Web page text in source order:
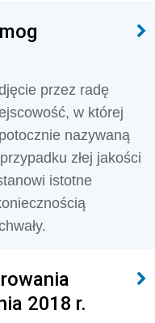
przez radę
w której
nazywaną
złej jakości
istotne
2018 r.